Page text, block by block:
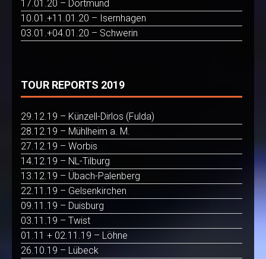
17.01.20 – Dortmund
10.01.+11.01.20 – Isernhagen
03.01.+04.01.20 – Schwerin
TOUR REPORTS 2019
29.12.19 – Künzell-Dirlos (Fulda)
28.12.19 – Mühlheim a. M.
27.12.19 – Worbis
14.12.19 – NL-Tilburg
13.12.19 – Übach-Palenberg
22.11.19 – Gelsenkirchen
09.11.19 – Duisburg
03.11.19 – Twist
01.11 + 02.11.19 – Löhne
26.10.19 – Lübeck